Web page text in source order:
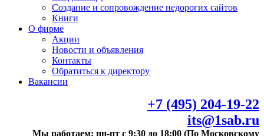
Создание и сопровождение недорогих сайтов
Книги
О фирме
Акции
Новости и объявления
Контакты
Обратиться к директору
Вакансии
+7 (495) 204-19-22
its@1sab.ru
Мы работаем: пн-пт с 9:30 до 18:00 (По Московскому